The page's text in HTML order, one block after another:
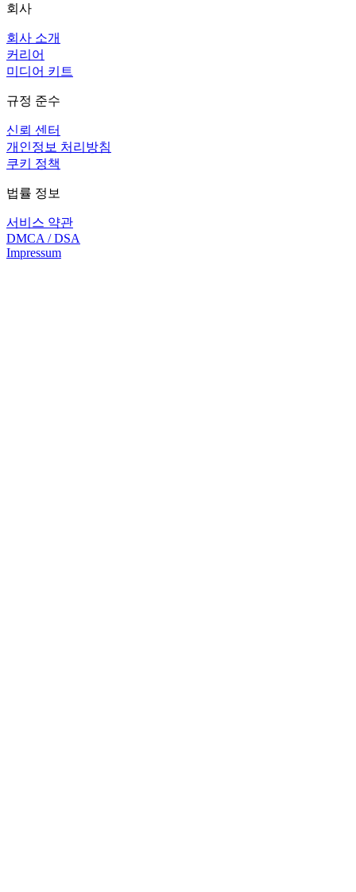
회사
회사 소개
커리어
미디어 키트
규정 준수
신뢰 센터
개인정보 처리방침
쿠키 정책
법률 정보
서비스 약관
DMCA / DSA
Impressum